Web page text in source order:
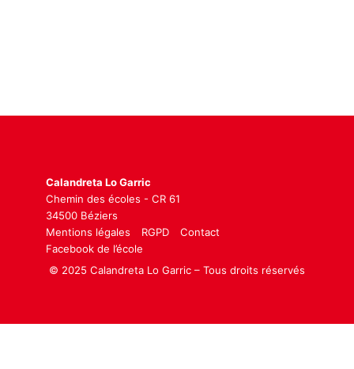
Calandreta Lo Garric
Chemin des écoles - CR 61
34500 Béziers
Mentions légales
RGPD
Contact
Facebook de l’école
© 2025 Calandreta Lo Garric – Tous droits réservés